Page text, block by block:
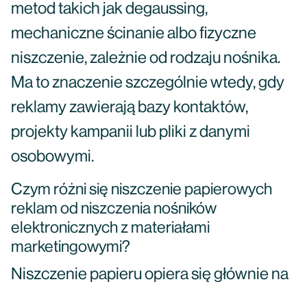
metod takich jak degaussing,
mechaniczne ścinanie albo fizyczne
niszczenie, zależnie od rodzaju nośnika.
Ma to znaczenie szczególnie wtedy, gdy
reklamy zawierają bazy kontaktów,
projekty kampanii lub pliki z danymi
osobowymi.
Czym różni się niszczenie papierowych
reklam od niszczenia nośników
elektronicznych z materiałami
marketingowymi?
Niszczenie papieru opiera się głównie na